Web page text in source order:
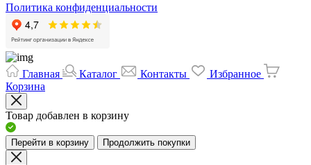
Политика конфиденциальности
Главная Каталог Контакты
Избранное
Корзина
Товар добавлен в корзину
Перейти в корзину Продолжить покупки